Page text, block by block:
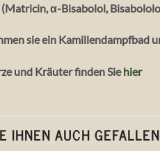
α-Bisabolol,
sie ein Kamillendampfbad
und Kräuter finden Siehier
IHNEN AUCH